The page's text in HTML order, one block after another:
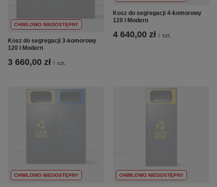
CHWILOWO NIEDOSTĘPNY
Kosz do segregacji 3-komorowy
120 l Modern
3 660,00 zł / szt.
Kosz do segregacji 4-komorowy
120 l Modern
4 640,00 zł / szt.
CHWILOWO NIEDOSTĘPNY CHWILOWO NIEDOSTĘPNY